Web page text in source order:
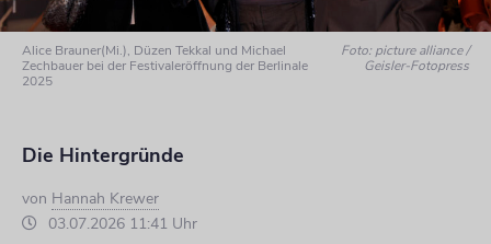
Alice Brauner(Mi.), Düzen Tekkal und Michael
Zechbauer bei der Festivaleröffnung der Berlinale
2025
Foto: picture alliance /
Geisler-Fotopress
Die Hintergründe
von Hannah Krewer
03.07.2026 11:41 Uhr